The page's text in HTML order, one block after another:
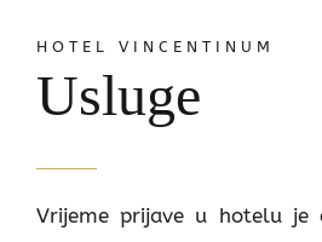
HOTEL VINCENTINUM
Usluge
Vrijeme prijave u hotelu je